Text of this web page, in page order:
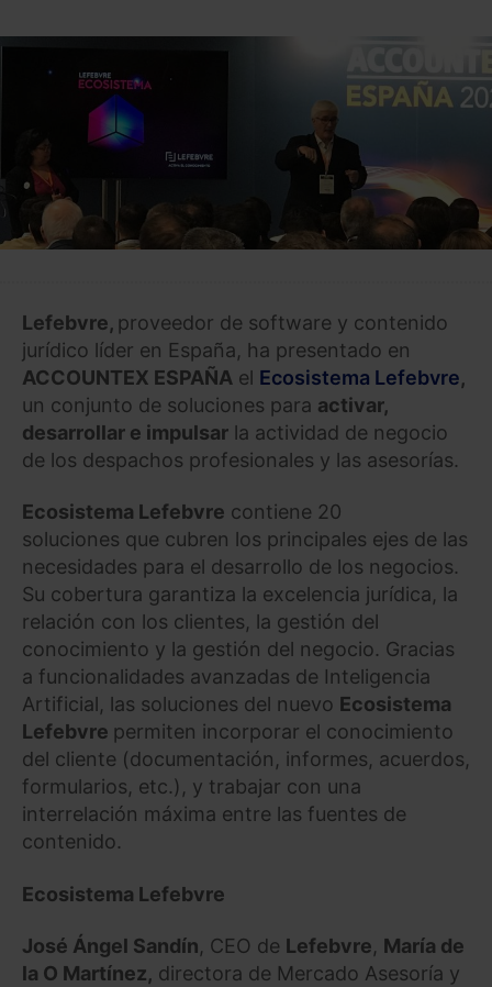
Lefebvre, proveedor de software y contenido
jurídico líder en España, ha presentado en
ACCOUNTEX ESPAÑA el Ecosistema Lefebvre,
un conjunto de soluciones para activar,
desarrollar e impulsar la actividad de negocio
de los despachos profesionales y las asesorías.
Ecosistema Lefebvre contiene 20
soluciones que cubren los principales ejes de las
necesidades para el desarrollo de los negocios.
Su cobertura garantiza la excelencia jurídica, la
relación con los clientes, la gestión del
conocimiento y la gestión del negocio. Gracias
a funcionalidades avanzadas de Inteligencia
Artificial, las soluciones del nuevo Ecosistema
Lefebvre permiten incorporar el conocimiento
del cliente (documentación, informes, acuerdos,
formularios, etc.), y trabajar con una
interrelación máxima entre las fuentes de
contenido.
Ecosistema Lefebvre
José Ángel Sandín, CEO de Lefebvre, María de
la O Martínez, directora de Mercado Asesoría y